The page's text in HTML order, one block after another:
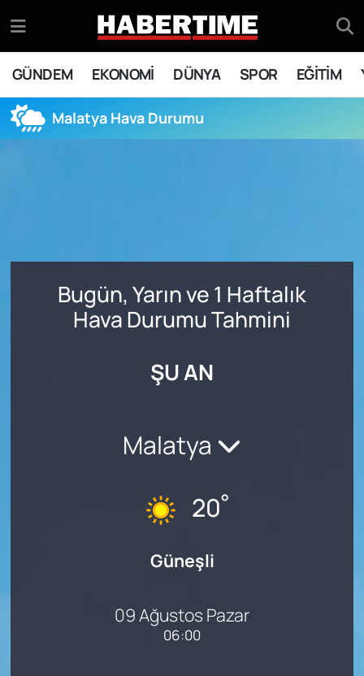
GÜNDEM EKONOMİ DÜNYA SPOR EĞİTİM
Malatya Hava Durumu
Bugün, Yarın ve 1 Haftalık
Hava Durumu Tahmini
ŞU AN
Malatya
20°
Güneşli
09 Ağustos Pazar
06:00
EKONOMİ
DÜNYA
SİYASET
Eskişehir Nöbetçi Eczaneler
Eskişehir Hava Durumu
Eskişehir Namaz Vakitleri
Son Dakika Haberleri